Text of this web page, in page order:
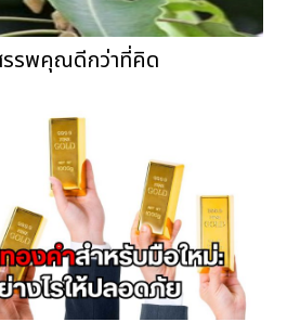
รพคุณดีกว่าที่คิด